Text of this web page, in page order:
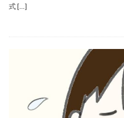
式 […]